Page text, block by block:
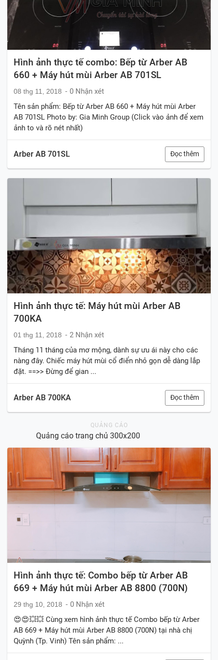
Hình ảnh thực tế combo: Bếp từ Arber AB
660 + Máy hút mùi Arber AB 701SL
08 thg 11, 2018
0 Nhận xét
Tên sản phẩm: Bếp từ Arber AB 660 + Máy hút mùi Arber
AB 701SL Photo by: Gia Minh Group (Click vào ảnh để xem
ảnh to và rõ nét nhất)
Arber AB 701SL Đọc thêm
Hình ảnh thực tế: Máy hút mùi Arber AB
700KA
01 thg 11, 2018
2 Nhận xét
Tháng 11 tháng của mơ mộng, dành sự ưu ái này cho các
nàng đây. Chiếc máy hút mùi cổ điển nhỏ gọn dễ dàng lắp
đặt. ==>> Đừng để gian ...
Arber AB 700KA Đọc thêm
Quảng cáo trang chủ 300x200
Hình ảnh thực tế: Combo bếp từ Arber AB
669 + Máy hút mùi Arber AB 8800 (700N)
29 thg 10, 2018
0 Nhận xét
😍😍💥💥 Cùng xem hình ảnh thực tế Combo bếp từ Arber
AB 669 + Máy hút mùi Arber AB 8800 (700N) tại nhà chị
Quỳnh (Tp. Vinh) Tên sản phẩm: ...